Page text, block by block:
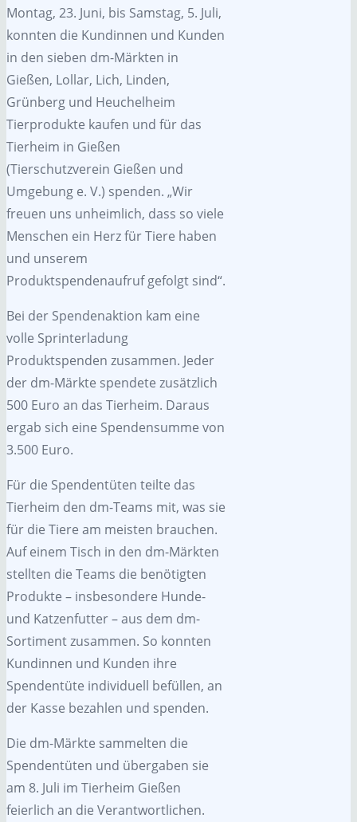
Montag, 23. Juni, bis Samstag, 5. Juli,
konnten die Kundinnen und Kunden
in den sieben dm-Märkten in
Gießen, Lollar, Lich, Linden,
Grünberg und Heuchelheim
Tierprodukte kaufen und für das
Tierheim in Gießen
(Tierschutzverein Gießen und
Umgebung e. V.) spenden. „Wir
freuen uns unheimlich, dass so viele
Menschen ein Herz für Tiere haben
und unserem
Produktspendenaufruf gefolgt sind“.
Bei der Spendenaktion kam eine
volle Sprinterladung
Produktspenden zusammen. Jeder
der dm-Märkte spendete zusätzlich
500 Euro an das Tierheim. Daraus
ergab sich eine Spendensumme von
3.500 Euro.
Für die Spendentüten teilte das
Tierheim den dm-Teams mit, was sie
für die Tiere am meisten brauchen.
Auf einem Tisch in den dm-Märkten
stellten die Teams die benötigten
Produkte – insbesondere Hunde-
und Katzenfutter – aus dem dm-
Sortiment zusammen. So konnten
Kundinnen und Kunden ihre
Spendentüte individuell befüllen, an
der Kasse bezahlen und spenden.
Die dm-Märkte sammelten die
Spendentüten und übergaben sie
am 8. Juli im Tierheim Gießen
feierlich an die Verantwortlichen.